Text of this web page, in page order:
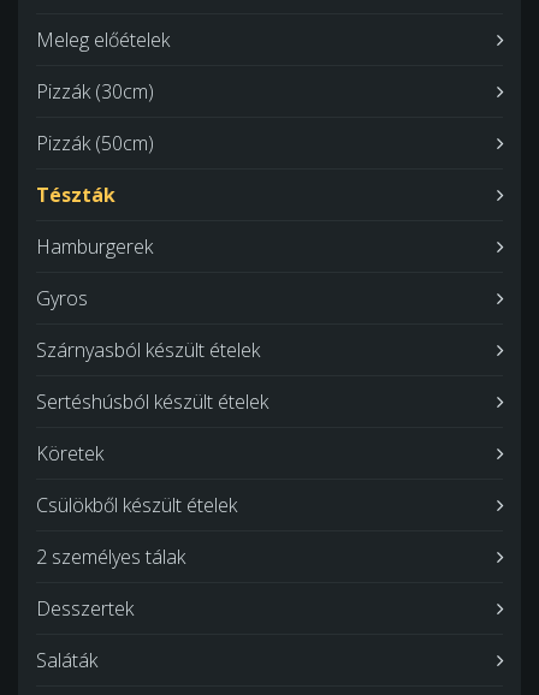
Meleg előételek
Pizzák (30cm)
Pizzák (50cm)
Tészták
Hamburgerek
Gyros
Szárnyasból készült ételek
Sertéshúsból készült ételek
Köretek
Csülökből készült ételek
2 személyes tálak
Desszertek
Saláták